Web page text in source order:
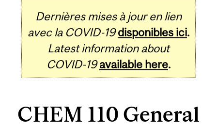
Dernières mises à jour en lien
avec la COVID-19 disponibles ici.
Latest information about
COVID-19 available here.
CHEM 110 General